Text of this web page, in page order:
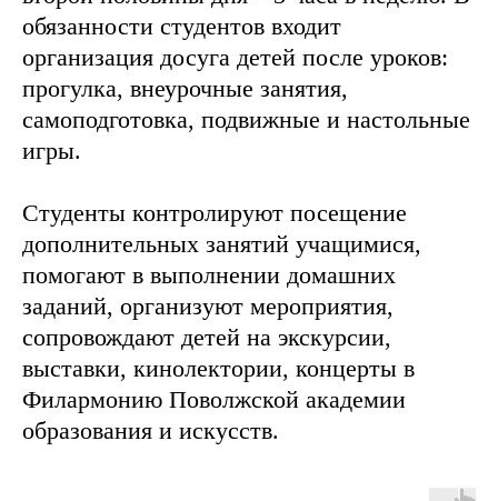
обязанности студентов входит
организация досуга детей после уроков:
прогулка, внеурочные занятия,
самоподготовка, подвижные и настольные
игры.
Студенты контролируют посещение
дополнительных занятий учащимися,
помогают в выполнении домашних
заданий, организуют мероприятия,
сопровождают детей на экскурсии,
выставки, кинолектории, концерты в
Филармонию Поволжской академии
образования и искусств.